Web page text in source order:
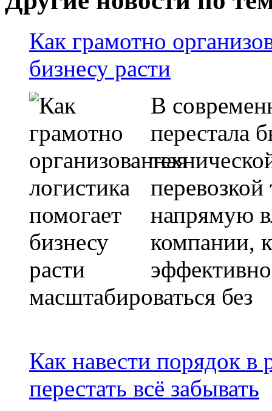
Как грамотно
бизнесу расти
В
перестала
напрямую
компании,
масштабироваться без
Как навести порядок
перестать всё забывать